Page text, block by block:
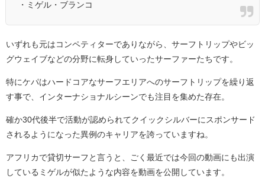
・ミゲル・ブランコ
いずれも元はコンペティターでありながら、サーフトリップやビッ
グウェイブなどの分野に転身していったサーファーたちです。
特にケパはハードコアなサーフエリアへのサーフトリップを繰り返
す事で、インターナショナルシーンでも注目を集めた存在。
確か30代後半で活動が認められてクイックシルバーにスポンサード
されるようになった異例のキャリアを誇っていますね。
アフリカで貸切サーフと言うと、ごく最近では今回の動画にも出演
しているミゲルが似たような内容を動画を公開しています。